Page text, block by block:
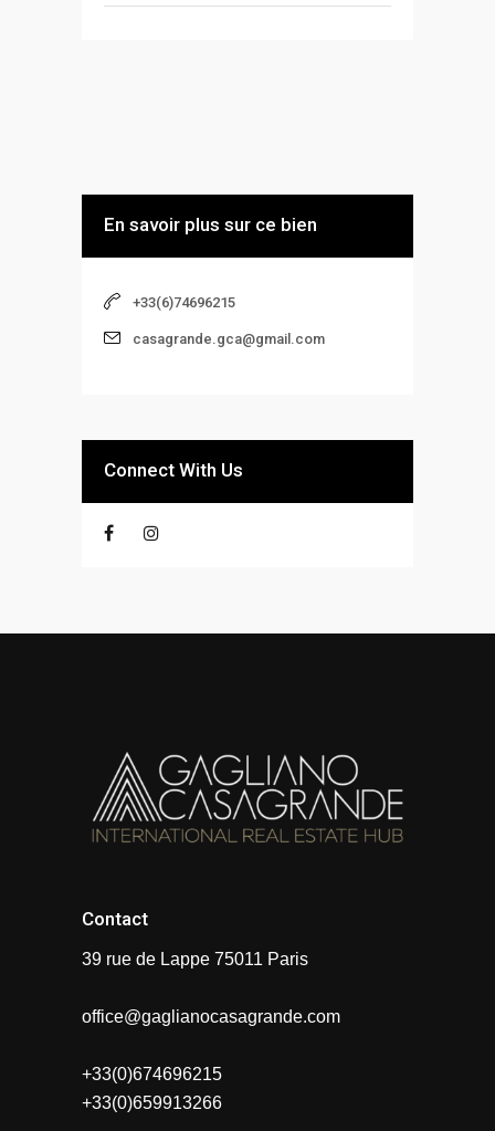
En savoir plus sur ce bien
+33(6)74696215
casagrande.gca@gmail.com
Connect With Us
Contact
39 rue de Lappe 75011 Paris
office@gaglianocasagrande.com
+33(0)674696215
+33(0)659913266